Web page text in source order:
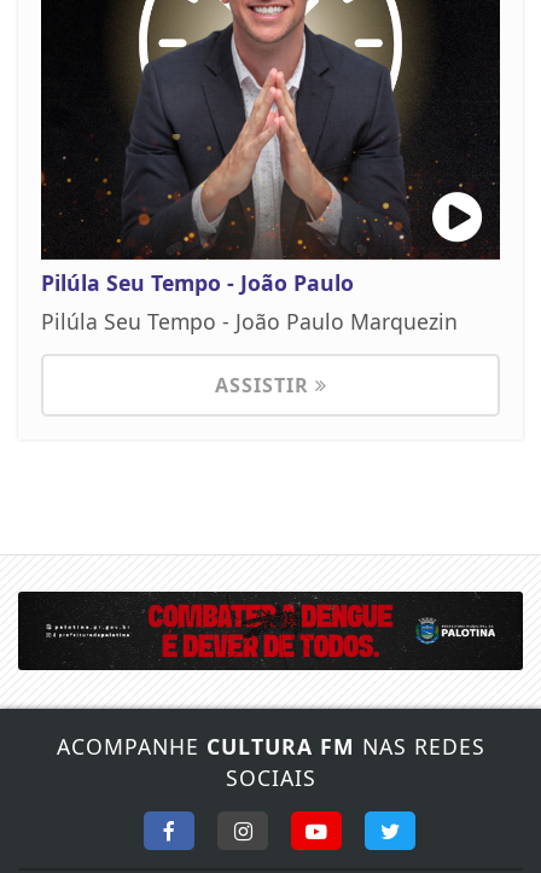
Pilúla Seu Tempo - João Paulo
Pilúla Seu Tempo - João Paulo Marquezin
ASSISTIR
ACOMPANHE CULTURA FM NAS REDES
SOCIAIS